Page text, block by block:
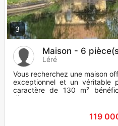
3
Maison - 6
Léré
Vous recherchez une maison
exceptionnel et un véritable
caractère de 130 m²
directem
119